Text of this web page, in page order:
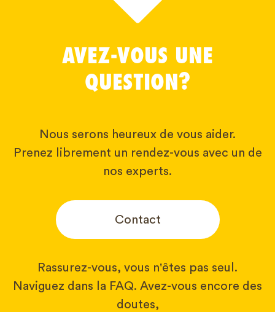
AVEZ-VOUS UNE
QUESTION?
Nous serons heureux de vous aider.
Prenez librement un rendez-vous avec un de
nos experts.
Contact
Rassurez-vous, vous n'êtes pas seul.
Naviguez dans la FAQ. Avez-vous encore des
doutes,